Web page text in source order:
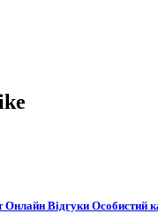
Відгуки Особистий